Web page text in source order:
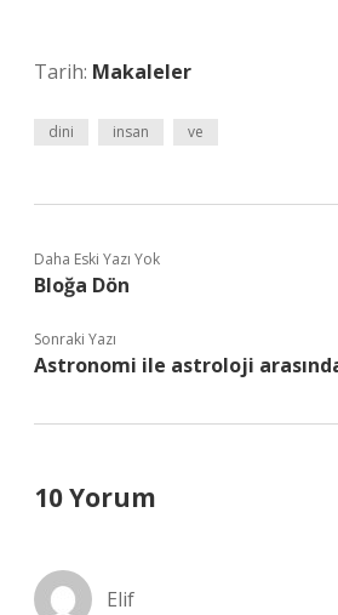
Tarih: Makaleler
dini insan ve
Daha Eski Yazı Yok
Bloğa Dön
Sonraki Yazı
Astronomi ile astroloji
10 Yorum
Elif